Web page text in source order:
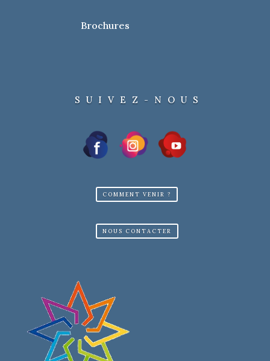
Brochures
SUIVEZ-NOUS
COMMENT VENIR ?
NOUS CONTACTER